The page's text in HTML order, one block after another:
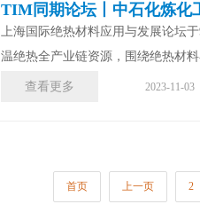
TIM同期论坛丨中石化炼化
上海国际绝热材料应用与发展论坛
温绝热全产业链资源，围绕绝热材
查看更多 2023-11-03
首页 上一页 2